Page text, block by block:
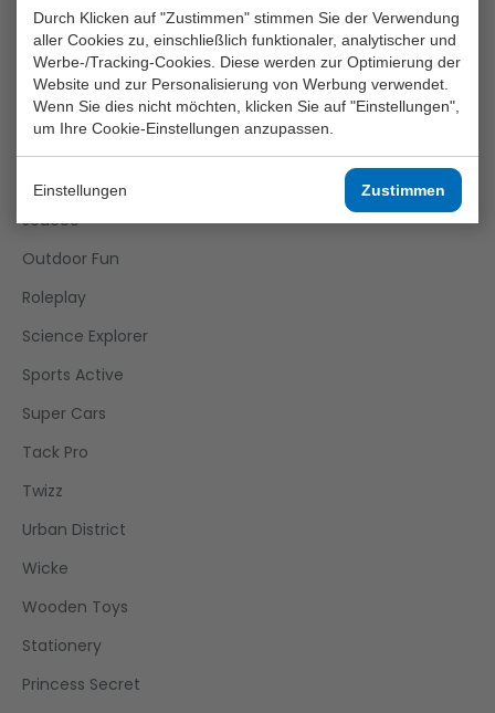
Durch Klicken auf "Zustimmen" stimmen Sie der Verwendung
aller Cookies zu, einschließlich funktionaler, analytischer und
Werbe-/Tracking-Cookies. Diese werden zur Optimierung der
Website und zur Personalisierung von Werbung verwendet.
Wenn Sie dies nicht möchten, klicken Sie auf "Einstellungen",
um Ihre Cookie-Einstellungen anzupassen.
Einstellungen Zustimmen
Funtoy
Games
Girls
Home And Kitchen
Joueco
Outdoor Fun
Roleplay
Science Explorer
Sports Active
Super Cars
Tack Pro
Twizz
Urban District
Wicke
Wooden Toys
Stationery
Princess Secret